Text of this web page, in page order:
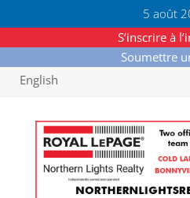
5 août
S’inscrire à
Soumettre
English